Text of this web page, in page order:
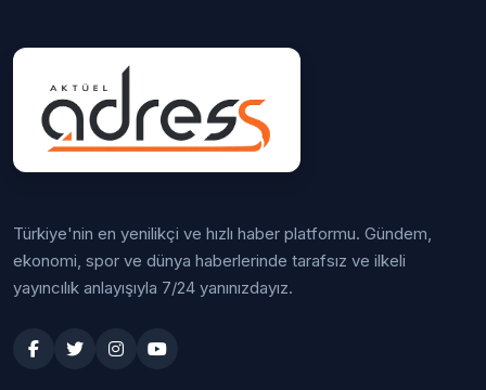
Türkiye'nin en yenilikçi ve hızlı haber platformu. Gündem,
ekonomi, spor ve dünya haberlerinde tarafsız ve ilkeli
yayıncılık anlayışıyla 7/24 yanınızdayız.